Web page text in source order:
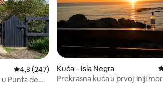
Prosječna ocjena: 4,8/5, recenzija: 247
4,8 (247)
Punta de
Kuća – Isla Negra
Prekrasna kuća u prvoj liniji